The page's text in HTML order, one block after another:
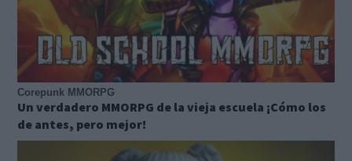
Corepunk MMORPG
Un verdadero MMORPG de la vieja escuela ¡Cómo los
de antes, pero mejor!